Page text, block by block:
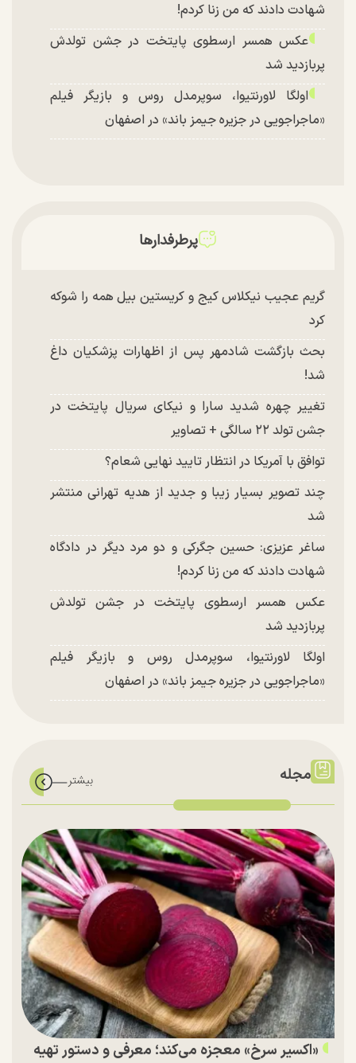
شهادت دادند که من زنا کردم!
عکس همسر ارسطوی پایتخت در جشن تولدش
پربازدید شد
اولگا لاورنتیوا، سوپرمدل روس و بازیگر فیلم
«ماجراجویی در جزیره جیمز باند» در اصفهان
پرطرفدارها
گریم عجیب نیکلاس کیج و کریستین بیل همه را شوکه
کرد
بحث بازگشت شادمهر پس از اظهارات پزشکیان داغ
شد!
تغییر چهره شدید سارا و نیکای سریال پایتخت در
جشن تولد ۲۲ سالگی + تصاویر
توافق با آمریکا در انتظار تایید نهایی شعام؟
چند تصویر بسیار زیبا و جدید از هدیه تهرانی منتشر
شد
ساغر عزیزی: حسین جگرکی و دو مرد دیگر در دادگاه
شهادت دادند که من زنا کردم!
عکس همسر ارسطوی پایتخت در جشن تولدش
پربازدید شد
اولگا لاورنتیوا، سوپرمدل روس و بازیگر فیلم
«ماجراجویی در جزیره جیمز باند» در اصفهان
مجله
«اکسیر سرخ» معجزه می‌کند؛ معرفی و دستور تهیه